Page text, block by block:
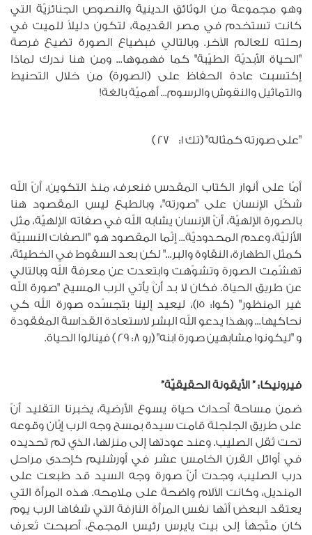
وهو مجموعة من الوثائق الدينية والنصوص الجنائزيّة التي
كانت تستخدم في مصر القديمة، لتكون دليلاً للميت في
رحلته للعالم الآخر. وبالتالي فبضياع الصورة تضيع فرصة
"الحياة الأبديّة الطيّبة" كما فهموها... ومن هنا ندرك لماذا
إكتسبت عادة الحفاظ على (الصورة) من خلال التحنيط
والتماثيل والنقوش والرسوم... أهميّة بالغة!
"على صورته كمثاله" (تك 1: 27 )
أمّا على أنوار الكتاب المقدس فنعرف، منذ التكوين، أنّ الله
شكّل الإنسان على "صورته"، وبالطبع ليس المقصود هنا
بالصورة الإلهيّة، أنّ الإنسان يشابه الله في صفاته الإلهيّة، مثل
الأزليّة، وعدم المحدوديّة... إنّما المقصود هو "الصفات النسبيّة
كمثل الطهارة، النقاوة والبر..." لكن بعد السقوط في الخطيئة،
تهشّمت الصورة وتشوّهت وابتعدت عن معرفة الله وبالتالي
عن طريق الحياة. فكان لا بد أنْ يأتي الرب المسيح "صورة الله
غير المنظور" (كو1: 15)، ليعيد إلينا بتجسّده صورة الله كي
نحاكيها... وبهذا يدعو الله البشر لاستعادة القداسة المفقودة
و "ليكونوا مشابهين صورة ابنه" (رو 8: 29 ) فينالوا الحياة.
فيرونيكا: ” الأيقونة الحقيقيّة”
ضمن مساحة أحداث حياة يسوع الأرضية، يخبرنا التقليد أنّ
على طريق الجلجلة قامت سيدة بمسح وجه الرب إبّان وقوعه
تحت ثقل الصليب. وعند عودتها إلى منزلها، الذي تم تحديده
في أوائل القرن الخامس عشر في أورشليم كإحدى مراحل
درب الصليب، وجدت أنّ صورة وجه السيد قد طبعت على
المنديل، وكانت الآلام واضحة على ملامحه. هذه المرأة التي
يعتقد البعض أنّها نفس المرأة النازفة التي شفاها الرب يوم
كان متّجهاً إلى بيت يايرس رئيس المجمع، أصبحت تُعرف